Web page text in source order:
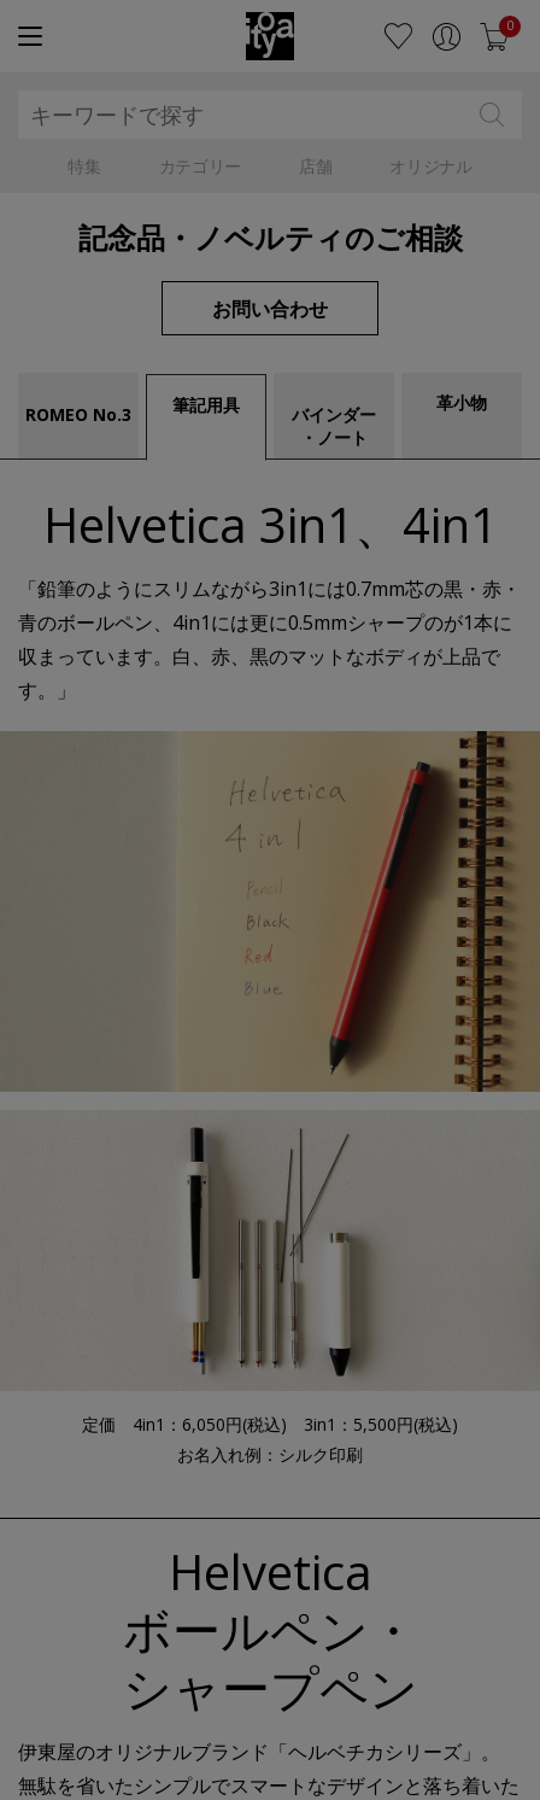
0
特集 カテゴリー 店舗 オリジナル
記念品・ノベルティのご相談
お問い合わせ
ROMEO No.3 筆記用具
バインダー
・ノート
革小物
Helvetica 3in1、4in1
「鉛筆のようにスリムながら3in1には0.7mm芯の黒・赤・
青のボールペン、4in1には更に0.5mmシャープのが1本に
収まっています。白、赤、黒のマットなボディが上品で
す。」
定価 4in1： 6,050円(税込) 3in1： 5,500円(税込)
お名入れ例：シルク印刷
Helvetica
ボールペン・
シャープペン
伊東屋のオリジナルブランド「ヘルベチカシリーズ」。
無駄を省いたシンプルでスマートなデザインと落ち着いた